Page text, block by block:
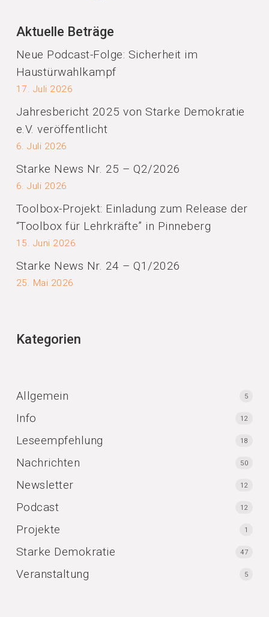
Aktuelle Beträge
Neue Podcast-Folge: Sicherheit im
Haustürwahlkampf
17. Juli 2026
Jahresbericht 2025 von Starke Demokratie
e.V. veröffentlicht
6. Juli 2026
Starke News Nr. 25 – Q2/2026
6. Juli 2026
Toolbox-Projekt: Einladung zum Release der
“Toolbox für Lehrkräfte” in Pinneberg
15. Juni 2026
Starke News Nr. 24 – Q1/2026
25. Mai 2026
Kategorien
Allgemein 5
Info 12
Leseempfehlung 18
Nachrichten 50
Newsletter 12
Podcast 12
Projekte 1
Starke Demokratie 47
Veranstaltung 5